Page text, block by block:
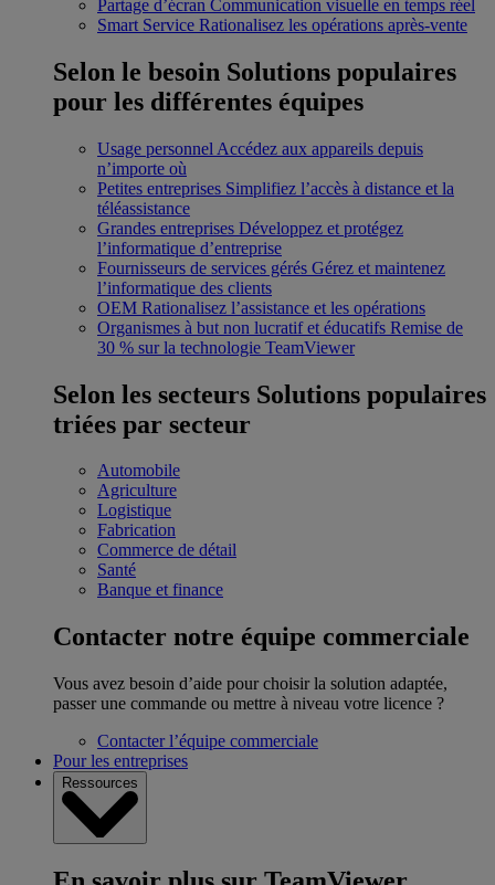
Partage d’écran Communication visuelle en temps réel
Smart Service Rationalisez les opérations après-vente
Selon le besoin Solutions populaires
pour les différentes équipes
Usage personnel Accédez aux appareils depuis
n’importe où
Petites entreprises Simplifiez l’accès à distance et la
téléassistance
Grandes entreprises Développez et protégez
l’informatique d’entreprise
Fournisseurs de services gérés Gérez et maintenez
l’informatique des clients
OEM Rationalisez l’assistance et les opérations
Organismes à but non lucratif et éducatifs Remise de
30 % sur la technologie TeamViewer
Selon les secteurs Solutions populaires
triées par secteur
Automobile
Agriculture
Logistique
Fabrication
Commerce de détail
Santé
Banque et finance
Contacter notre équipe commerciale
Vous avez besoin d’aide pour choisir la solution adaptée,
passer une commande ou mettre à niveau votre licence ?
Contacter l’équipe commerciale
Pour les entreprises
Ressources